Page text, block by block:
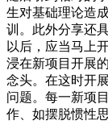
生对基础理论造
训。此外分享还
以后，应当马上
浸在新项目开展
念头。在这时开
问题。每一新项
作、如摆脱惯性